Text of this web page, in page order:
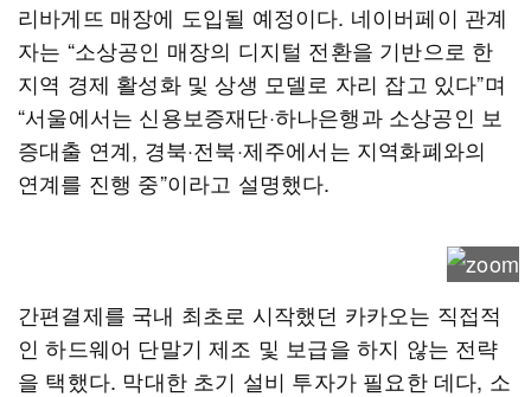
리바게뜨 매장에 도입될 예정이다. 네이버페이 관계
자는 “소상공인 매장의 디지털 전환을 기반으로 한
지역 경제 활성화 및 상생 모델로 자리 잡고 있다”며
“서울에서는 신용보증재단·하나은행과 소상공인 보
증대출 연계, 경북·전북·제주에서는 지역화폐와의
연계를 진행 중”이라고 설명했다.
간편결제를 국내 최초로 시작했던 카카오는 직접적
인 하드웨어 단말기 제조 및 보급을 하지 않는 전략
을 택했다. 막대한 초기 설비 투자가 필요한 데다, 소